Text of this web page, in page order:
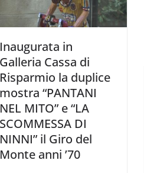
Inaugurata in
Galleria Cassa di
Risparmio la duplice
mostra “PANTANI
NEL MITO” e “LA
SCOMMESSA DI
NINNI” il Giro del
Monte anni ’70